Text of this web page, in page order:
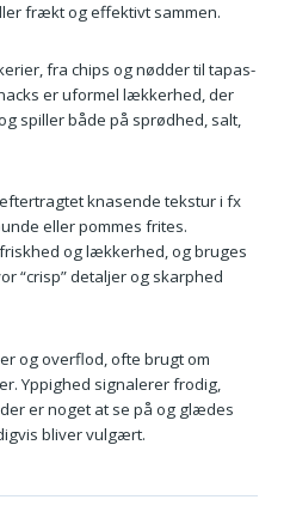
frækt og effektivt sammen.
fra chips og nødder til tapas-
er uformel lækkerhed, der
spiller både på sprødhed, salt,
knasende tekstur i fx
eller pommes frites.
og lækkerhed, og bruges
“crisp” detaljer og skarphed
og overflod, ofte brugt om
Yppighed signalerer frodig,
er noget at se på og glædes
bliver vulgært.